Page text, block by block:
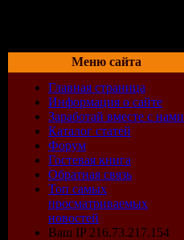
Меню сайта
Главная страница
Информация о сайте
Заработай вместе с нами
Каталог статей
Форум
Гостевая книга
Обратная связь
Топ самых
просматриваемых
новостей
Ваш IP 216.73.217.154